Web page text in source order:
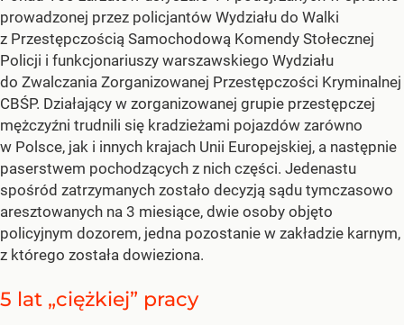
prowadzonej przez policjantów Wydziału do Walki
z Przestępczością Samochodową Komendy Stołecznej
Policji i funkcjonariuszy warszawskiego Wydziału
do Zwalczania Zorganizowanej Przestępczości Kryminalnej
CBŚP. Działający w zorganizowanej grupie przestępczej
mężczyźni trudnili się kradzieżami pojazdów zarówno
w Polsce, jak i innych krajach Unii Europejskiej, a następnie
paserstwem pochodzących z nich części. Jedenastu
spośród zatrzymanych zostało decyzją sądu tymczasowo
aresztowanych na 3 miesiące, dwie osoby objęto
policyjnym dozorem, jedna pozostanie w zakładzie karnym,
z którego została dowieziona.
5 lat „ciężkiej” pracy